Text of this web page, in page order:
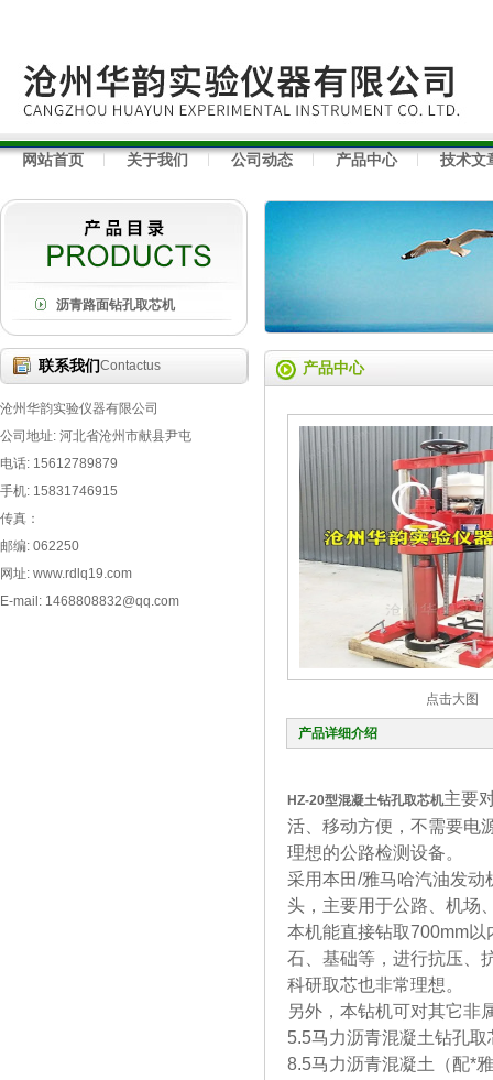
网站首页 关于我们 公司动态 产品中心 技术文
沥青路面钻孔取芯机
联系我们Contactus
沧州华韵实验仪器有限公司
公司地址: 河北省沧州市献县尹屯
电话: 15612789879
手机: 15831746915
传真：
邮编: 062250
网址: www.rdlq19.com
E-mail: 1468808832@qq.com
产品中心
点击大图
产品详细介绍
HZ-20型混凝土钻孔取芯机主要
活、移动方便，不需要电
理想的公路检测设备。
采用本田/雅马哈汽油发
头，主要用于公路、机场
本机能直接钻取700mm
石、基础等，进行抗压、
科研取芯也非常理想。
另外，本钻机可对其它非
5.5马力沥青混凝土钻孔
8.5马力沥青混凝土（配*